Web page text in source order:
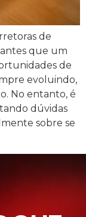
de
que um
de
evoluindo,
No entanto, é
dúvidas
sobre se